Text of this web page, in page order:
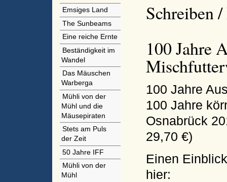
Emsiges Land
The Sunbeams
Eine reiche Ernte
Beständigkeit im
Wandel
Das Mäuschen
Warberga
Mühli von der
Mühl und die
Mäusepiraten
Stets am Puls
der Zeit
50 Jahre IFF
Mühli von der
Mühl
Schreiben
100 Jahre
100 Jahre
100 Jahre
Osnabrück
29,70 €)
Einen
hier: